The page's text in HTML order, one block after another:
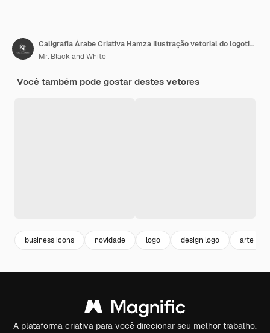
Caligrafia Árabe Criativa Hamza Ilustração vetorial do logotipo Hamza Em Caligrafia Árabe
Mr. Black and White
Você também pode gostar destes vetores
business icons novidade logo design logo arte
A plataforma criativa para você direcionar seu melhor trabalho.